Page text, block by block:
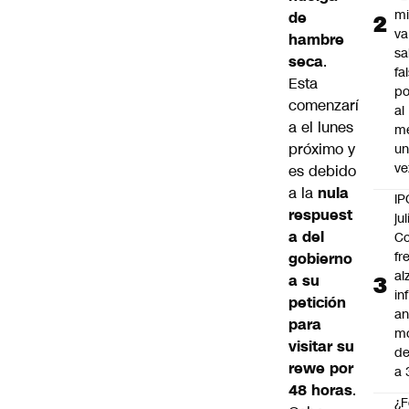
de
hambre
seca.
Esta
comenzarí
a el lunes
próximo y
es debido
a la nula
respuest
a del
gobierno
a su
petición
para
visitar su
rewe por
48 horas.
al
a